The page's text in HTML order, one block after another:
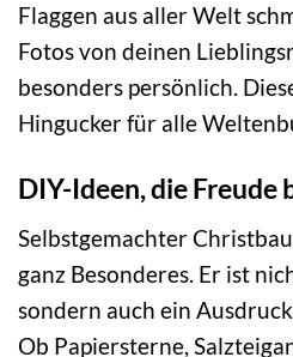
Flaggen aus aller Welt
Fotos von deinen
besonders persönlich.
Hingucker für alle
DIY-Ideen, die Freude
Selbstgemachter
ganz Besonderes. Er ist
sondern auch ein
Ob Papiersterne,